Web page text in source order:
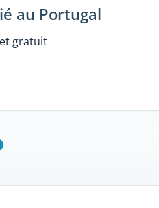
au Portugal
gratuit